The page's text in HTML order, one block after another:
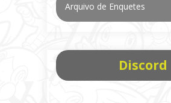
Arquivo de Enquetes
Discord